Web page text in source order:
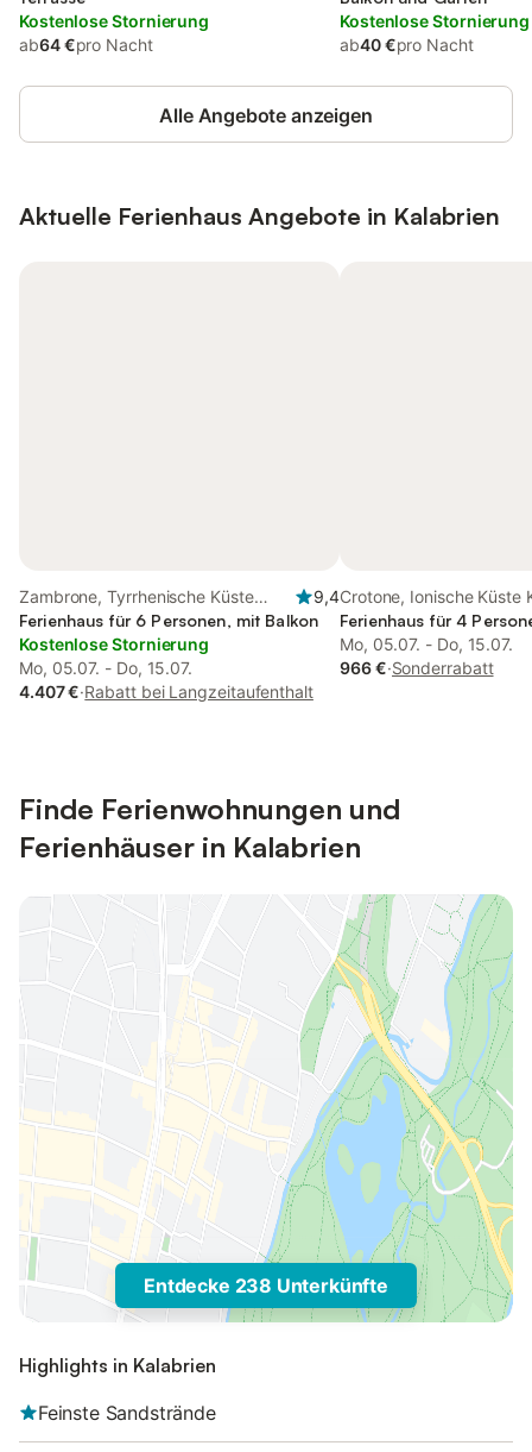
Kostenlose Stornierung
ab64 €pro Nacht
Kostenlose Stornierung
ab40 €pro Nacht
Alle Angebote anzeigen
Aktuelle Ferienhaus Angebote in Kalabrien
Zambrone, Tyrrhenische Küste
Kalabrien
9,4
Ferienhaus für 6 Personen, mit Balkon
Kostenlose Stornierung
Mo, 05.07. - Do, 15.07.
4.407 €·Rabatt bei Langzeitaufenthalt
Crotone, Ionische Küste
Ferienhaus für 4
Mo, 05.07. - Do, 15.07.
966 €·Sonderrabatt
Finde Ferienwohnungen und
Ferienhäuser in Kalabrien
Entdecke 238 Unterkünfte
Highlights in Kalabrien
Feinste Sandstrände